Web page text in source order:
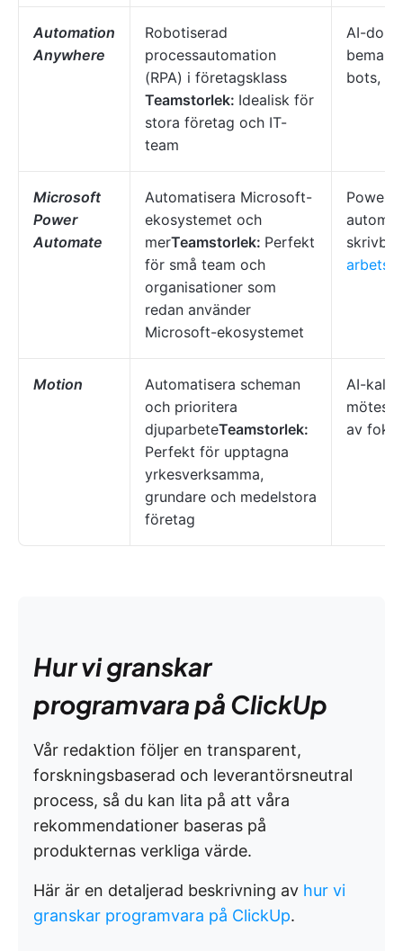
Automation
Anywhere
Robotiserad
processautomation
(RPA) i företagsklass
Teamstorlek: Idealisk för
stora företag och IT-
team
AI-
bots,
Microsoft
Power
Automate
Automatisera Microsoft-
ekosystemet och
merTeamstorlek: Perfekt
för små team och
organisationer som
redan använder
Microsoft-ekosystemet
Motion
Automatisera scheman
och prioritera
djuparbeteTeamstorlek:
Perfekt för upptagna
yrkesverksamma,
grundare och medelstora
företag
AI-
av
Hur vi granskar
programvara på ClickUp
Vår redaktion följer en transparent,
forskningsbaserad och leverantörsneutral
process, så du kan lita på att våra
rekommendationer baseras på
produkternas verkliga värde.
Här är en detaljerad beskrivning av hur vi
granskar programvara på ClickUp.